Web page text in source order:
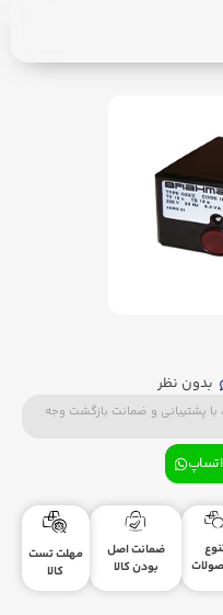
بدون نظر
با پشتیبانی و ضمانت بازگشت وجه
ضمانت اصل
بودن کالا
مهلت تست
کالا